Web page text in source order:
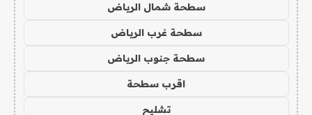
سطحة شمال الرياض
سطحة غرب الرياض
سطحة جنوب الرياض
اقرب سطحة
تشليح